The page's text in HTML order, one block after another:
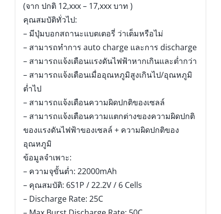
(จาก ปกติ 12,xxx – 17,xxx บาท )
คุณสมบัติทั่วไป:
– มีปุ่มบอกสถานะแบตเตอรี่ ว่าเต็มหรือไม่
– สามารถทำการ auto charge และการ discharge
– สามารถแจ้งเตือนแรงดันไฟฟ้าหากเกินและต่ำกว่า
– สามารถแจ้งเตือนเมื่ออุณหภูมิสูงเกินไป/อุณหภูมิ
ต่ำไป
– สามารถแจ้งเตือนความผิดปกติของเซลล์
– สามารถแจ้งเตือนความแตกต่างของความผิดปกติ
ของแรงดันไฟฟ้าของเซลล์ + ความผิดปกติของ
อุณหภูมิ
ข้อมูลจำเพาะ:
– ความจุขั้นต่ำ: 22000mAh
– คุณสมบัติ: 6S1P / 22.2V / 6 Cells
– Discharge Rate: 25C